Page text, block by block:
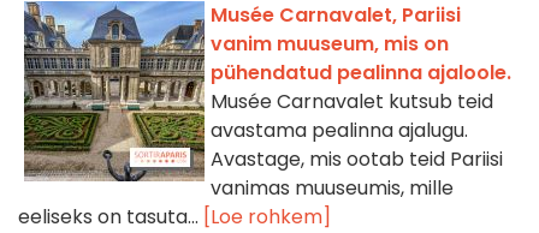
Musée Carnavalet, Pariisi
vanim muuseum, mis on
pühendatud pealinna ajaloole.
Musée Carnavalet kutsub teid
avastama pealinna ajalugu.
Avastage, mis ootab teid Pariisi
vanimas muuseumis, mille
eeliseks on tasuta... [Loe rohkem]